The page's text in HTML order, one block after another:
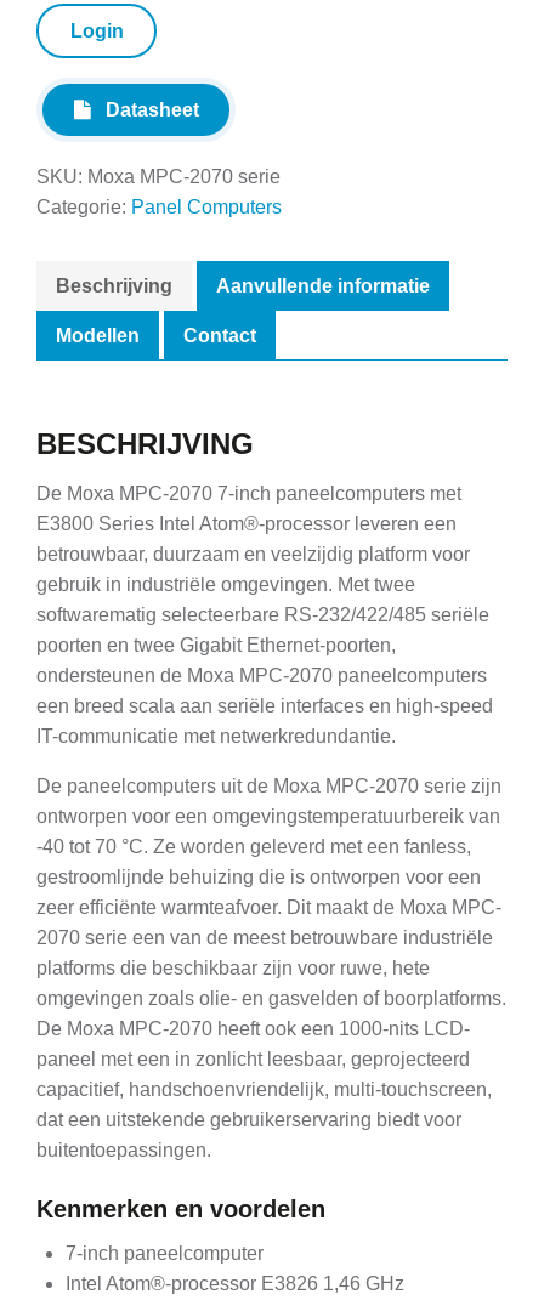
Login
Datasheet
SKU: Moxa MPC-2070 serie
Categorie: Panel Computers
Beschrijving Aanvullende informatie
Modellen Contact
BESCHRIJVING
De Moxa MPC-2070 7-inch paneelcomputers met
E3800 Series Intel Atom®-processor leveren een
betrouwbaar, duurzaam en veelzijdig platform voor
gebruik in industriële omgevingen. Met twee
softwarematig selecteerbare RS-232/422/485 seriële
poorten en twee Gigabit Ethernet-poorten,
ondersteunen de Moxa MPC-2070 paneelcomputers
een breed scala aan seriële interfaces en high-speed
IT-communicatie met netwerkredundantie.
De paneelcomputers uit de Moxa MPC-2070 serie zijn
ontworpen voor een omgevingstemperatuurbereik van
-40 tot 70 °C. Ze worden geleverd met een fanless,
gestroomlijnde behuizing die is ontworpen voor een
zeer efficiënte warmteafvoer. Dit maakt de Moxa MPC-
2070 serie een van de meest betrouwbare industriële
platforms die beschikbaar zijn voor ruwe, hete
omgevingen zoals olie- en gasvelden of boorplatforms.
De Moxa MPC-2070 heeft ook een 1000-nits LCD-
paneel met een in zonlicht leesbaar, geprojecteerd
capacitief, handschoenvriendelijk, multi-touchscreen,
dat een uitstekende gebruikerservaring biedt voor
buitentoepassingen.
Kenmerken en voordelen
7-inch paneelcomputer
Intel Atom®-processor E3826 1,46 GHz